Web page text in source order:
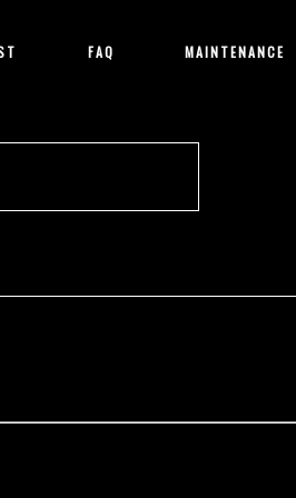
FAQ MAINTENANCE